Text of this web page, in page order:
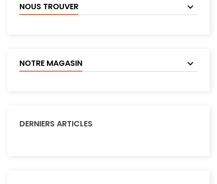
NOUS TROUVER
NOTRE MAGASIN
DERNIERS ARTICLES